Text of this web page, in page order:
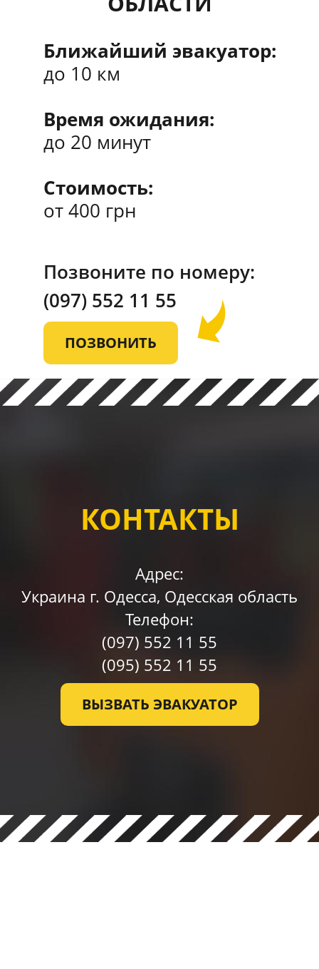
Ближайший эвакуатор:
до 10 км
Время ожидания:
до 20 минут
Стоимость:
от 400 грн
Позвоните по номеру:
(097) 552 11 55
ПОЗВОНИТЬ
КОНТАКТЫ
Адрес:
Украина г. Одессa, Одесская область
Телефон:
(097) 552 11 55
(095) 552 11 55
ВЫЗВАТЬ ЭВАКУАТОР